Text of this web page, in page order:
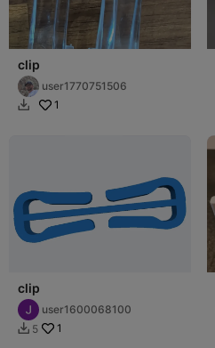
clip
user1770751506
 1
clip
user1600068100
 5 1